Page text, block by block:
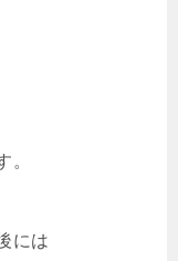
。
には